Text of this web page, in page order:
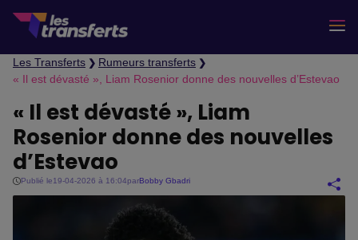
Les Transferts ❯ Rumeurs transferts ❯
« Il est dévasté », Liam Rosenior donne des nouvelles d’Estevao
« Il est dévasté », Liam
Rosenior donne des nouvelles
d’Estevao
Publié le19-04-2026 à 16:04parBobby Gbadri